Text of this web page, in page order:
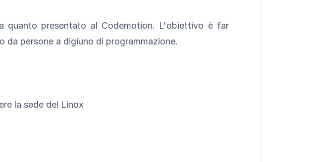
quanto presentato al Codemotion. L'obiettivo è far
persone a digiuno di programmazione.
la sede del Linox